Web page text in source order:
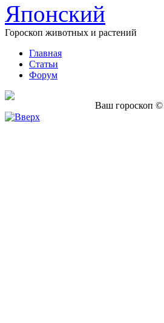
Японский
Гороскоп животных и растений
Главная
Статьи
Форум
Ваш гороскоп ©